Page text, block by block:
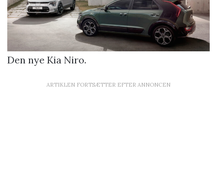
Den nye Kia Niro.
ARTIKLEN FORTSÆTTER EFTER ANNONCEN